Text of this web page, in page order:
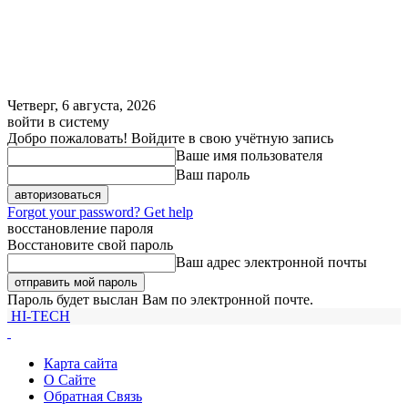
Четверг, 6 августа, 2026
войти в систему
Добро пожаловать! Войдите в свою учётную запись
Ваше имя пользователя
Ваш пароль
Forgot your password? Get help
восстановление пароля
Восстановите свой пароль
Ваш адрес электронной почты
Пароль будет выслан Вам по электронной почте.
HI-TECH
Карта сайта
О Сайте
Обратная Связь